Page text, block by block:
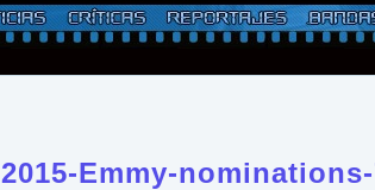
2015-Emmy-nominations-